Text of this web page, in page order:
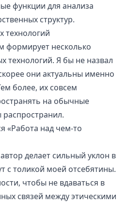
функции для анализа
структур.
формирует несколько
технологий. Я бы не назвал
они актуальны именно
более, их совсем
на обычные
распространил.
«Работа над чем-то
делает сильный уклон в
с толикой моей отсебятины.
чтобы не вдаваться в
связей между этическими